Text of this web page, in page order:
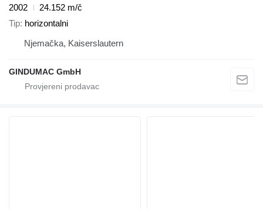
2002
24.152 m/č
Tip horizontalni
Njemačka, Kaiserslautern
GINDUMAC GmbH